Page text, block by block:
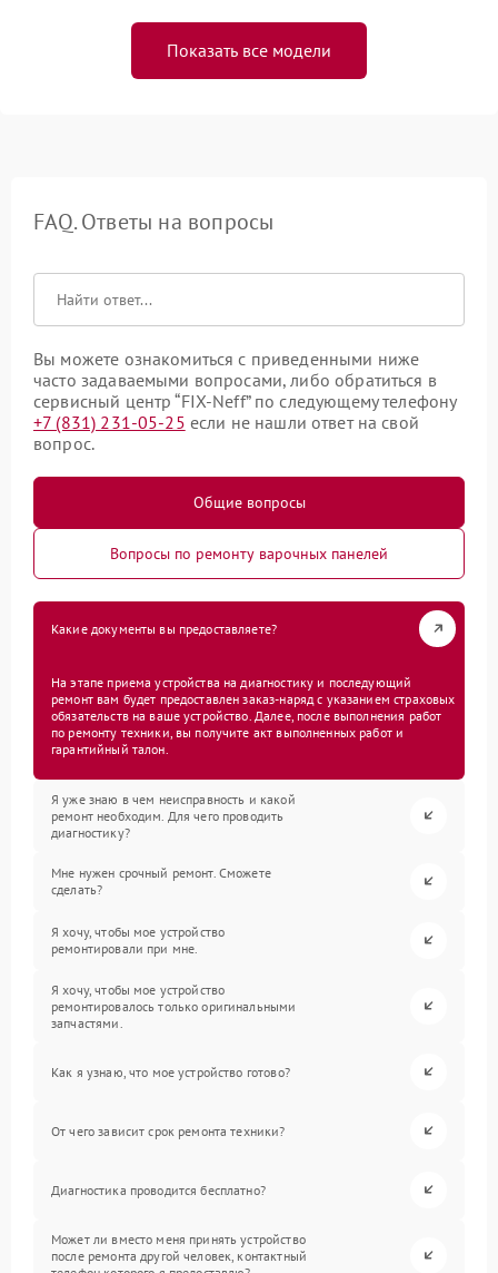
Показать все модели
FAQ. Ответы на вопросы
Вы можете ознакомиться с приведенными ниже
часто задаваемыми вопросами, либо обратиться в
сервисный центр “FIX-Neff” по следующему телефону
+7 (831) 231-05-25 если не нашли ответ на свой
вопрос.
Общие вопросы
Вопросы по ремонту варочных панелей
Какие документы вы предоставляете?
На этапе приема устройства на диагностику и последующий
ремонт вам будет предоставлен заказ-наряд с указанием страховых
обязательств на ваше устройство. Далее, после выполнения работ
по ремонту техники, вы получите акт выполненных работ и
гарантийный талон.
Я уже знаю в чем неисправность и какой
ремонт необходим. Для чего проводить
диагностику?
Мне нужен срочный ремонт. Сможете
сделать?
Я хочу, чтобы мое устройство
ремонтировали при мне.
Я хочу, чтобы мое устройство
ремонтировалось только оригинальными
запчастями.
Как я узнаю, что мое устройство готово?
От чего зависит срок ремонта техники?
Диагностика проводится бесплатно?
Может ли вместо меня принять устройство
после ремонта другой человек, контактный